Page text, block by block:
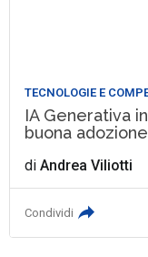
TECNOLOGIE E
IA Generativa
buona adozione
diAndrea Viliotti
Condividi